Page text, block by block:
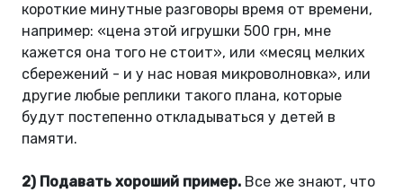
короткие минутные разговоры время от времени,
например: «цена этой игрушки 500 грн, мне
кажется она того не стоит», или «месяц мелких
сбережений - и у нас новая микроволновка», или
другие любые реплики такого плана, которые
будут постепенно откладываться у детей в
памяти.
2) Подавать хороший пример. Все же знают, что